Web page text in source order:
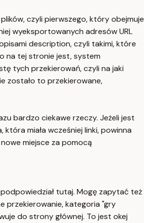
czyli pierwszego, który obejmuje
wyeksportowanych adresów URL
description, czyli takimi, które
na tej stronie jest, system
tych przekierowań, czyli na jaki
zostało to przekierowane,
bardzo ciekawe rzeczy. Jeżeli jest
która miała wcześniej linki, powinna
miejsce za pomocą
tutaj. Mogę zapytać też
przekierowanie, kategoria "gry
do strony głównej. To jest okej